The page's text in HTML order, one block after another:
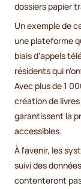
dossiers papier
Un exemple de
une plateforme
biais d'appels
résidents qui
Avec plus de 1
création de
garantissent la
accessibles.
À l'avenir, les
suivi des
contenteront